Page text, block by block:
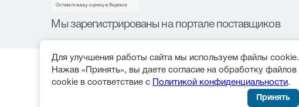
Мы зарегистрированы на портале поставщиков
Для улучшения работы сайта мы используем файлы cookie.
Нажав «Принять», вы даете согласие на обработку файлов
cookie в соответствие с
Политикой конфиденциальности.
Принять